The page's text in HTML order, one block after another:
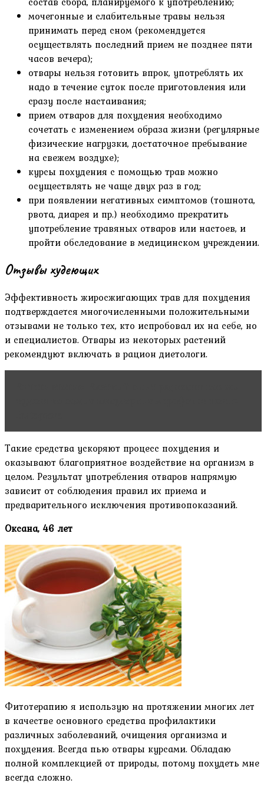
мочегонные и слабительные травы нельзя
принимать перед сном (рекомендуется
осуществлять последний прием не позднее пяти
часов вечера);
отвары нельзя готовить впрок, употреблять их
надо в течение суток после приготовления или
сразу после настаивания;
прием отваров для похудения необходимо
сочетать с изменением образа жизни (регулярные
физические нагрузки, достаточное пребывание
на свежем воздухе);
курсы похудения с помощью трав можно
осуществлять не чаще двух раз в год;
при появлении негативных симптомов (тошнота,
рвота, диарея и пр.) необходимо прекратить
употребление травяных отваров или настоев, и
пройти обследование в медицинском учреждении.
Отзывы худеющих
Эффективность жиросжигающих трав для похудения
подтверждается многочисленными положительными
отзывами не только тех, кто испробовал их на себе, но
и специалистов. Отвары из некоторых растений
рекомендуют включать в рацион диетологи.
Такие средства ускоряют процесс похудения и
оказывают благоприятное воздействие на организм в
целом. Результат употребления отваров напрямую
зависит от соблюдения правил их приема и
предварительного исключения противопоказаний.
Оксана, 46 лет
Фитотерапию я использую на протяжении многих лет
в качестве основного средства профилактики
различных заболеваний, очищения организма и
похудения. Всегда пью отвары курсами. Обладаю
полной комплекцией от природы, потому похудеть мне
всегда сложно.